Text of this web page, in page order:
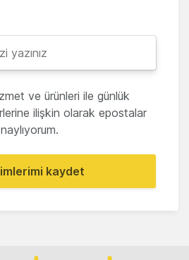
ve ürünleri ile günlük
ilişkin olarak epostalar
kaydet